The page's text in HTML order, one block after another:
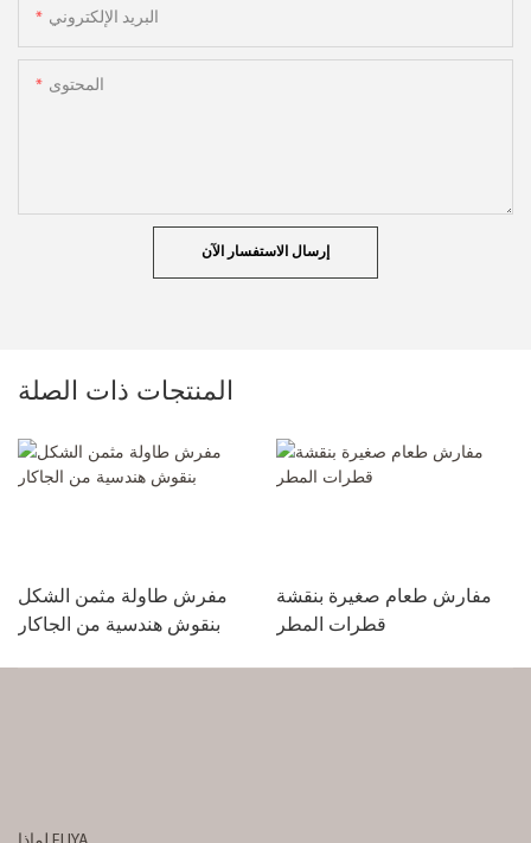
البريد الإلكتروني
المحتوى
إرسال الاستفسار الآن
المنتجات ذات الصلة
مفرش طاولة مثمن الشكل
بنقوش هندسية من الجاكار
مفارش طعام صغيرة بنقشة
قطرات المطر